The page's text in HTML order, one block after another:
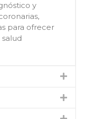
y
para ofrecer